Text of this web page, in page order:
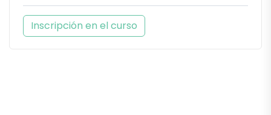
Inscripción en el curso